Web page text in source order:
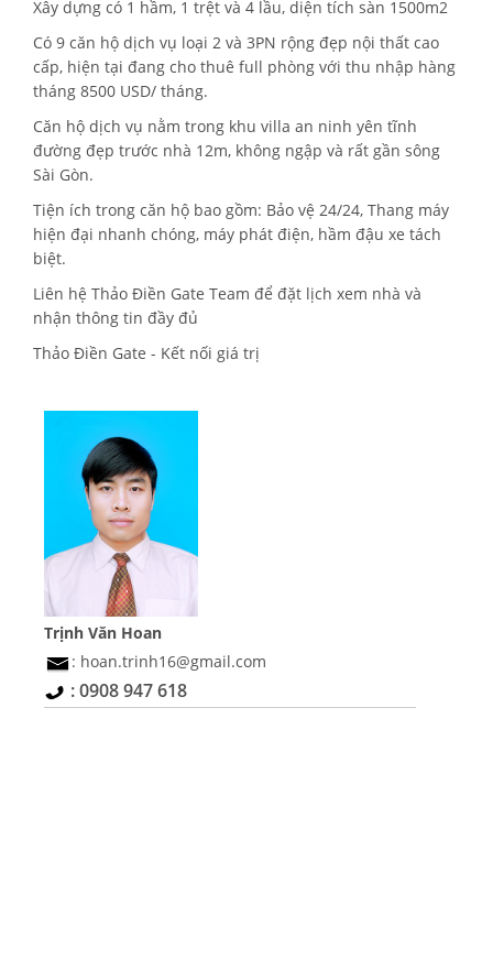
Xây dựng có 1 hầm, 1 trệt và 4 lầu, diện tích sàn 1500m2
Có 9 căn hộ dịch vụ loại 2 và 3PN rộng đẹp nội thất cao
cấp, hiện tại đang cho thuê full phòng với thu nhập hàng
tháng 8500 USD/ tháng.
Căn hộ dịch vụ nằm trong khu villa an ninh yên tĩnh
đường đẹp trước nhà 12m, không ngập và rất gần sông
Sài Gòn.
Tiện ích trong căn hộ bao gồm: Bảo vệ 24/24, Thang máy
hiện đại nhanh chóng, máy phát điện, hầm đậu xe tách
biệt.
Liên hệ Thảo Điền Gate Team để đặt lịch xem nhà và
nhận thông tin đầy đủ
Thảo Điền Gate - Kết nối giá trị
Trịnh Văn Hoan
: hoan.trinh16@gmail.com
: 0908 947 618